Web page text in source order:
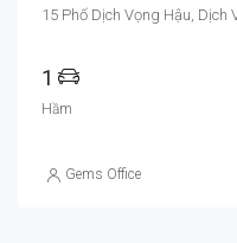
15 Phố Dịch Vọng Hậu, Dịch
1
Hầm
Gems Office